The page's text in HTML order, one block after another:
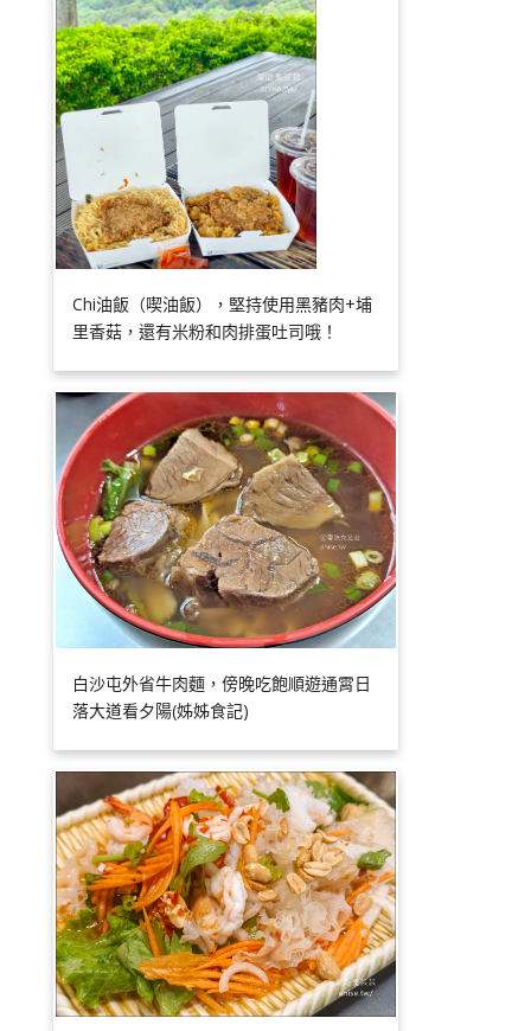
Chi油飯（喫油飯），堅持使用黑豬肉+埔
里香菇，還有米粉和肉排蛋吐司哦！
白沙屯外省牛肉麵，傍晚吃飽順遊通霄日
落大道看夕陽(姊姊食記)